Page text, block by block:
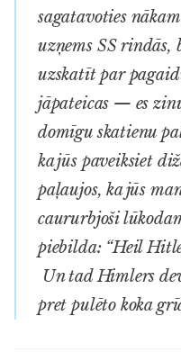
sagatavoties
uzņems SS rindās,
uzskatīt par
jāpateicas — es
domīgu skatienu
ka jūs paveiksiet
paļaujos, ka jūs
caururbjoši
piebilda: “Heil
Un tad Himlers
pret pulēto koka